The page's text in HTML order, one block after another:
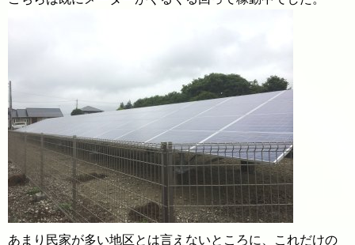
あまり民家が多い地区とは言えないところに、これだけの